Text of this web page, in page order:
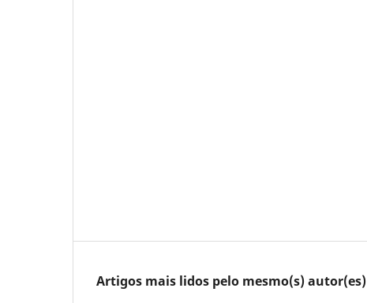
Artigos mais lidos pelo mesmo(s) autor(es)